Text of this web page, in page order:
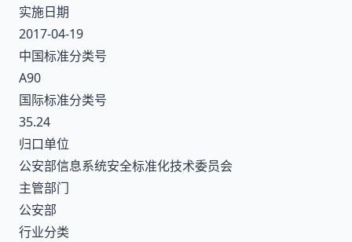
实施日期
2017-04-19
中国标准分类号
A90
国际标准分类号
35.24
归口单位
公安部信息系统安全标准化技术委员会
主管部门
公安部
行业分类